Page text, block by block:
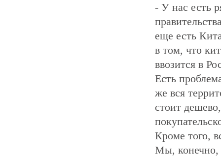
- У нас есть
еще есть
в том, что
ввозится в
Есть
же вся
стоит
Кроме того,
Мы, конечно,